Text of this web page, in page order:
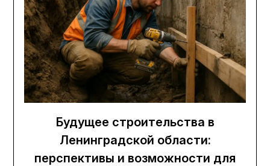
Будущее строительства в
Ленинградской области:
перспективы и возможности для